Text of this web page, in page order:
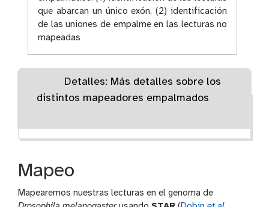
que abarcan un único exón, (2) identificación
de las uniones de empalme en las lecturas no
mapeadas
Detalles: Más detalles sobre los
distintos mapeadores empalmados
Mapeo
Mapearemos nuestras lecturas en el genoma de